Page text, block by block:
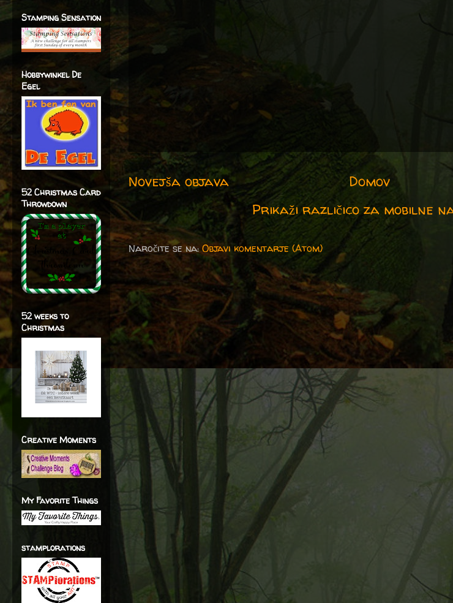
Novejša objava
Domov
Prikaži različico za mobilne
Naročite se na:Objavi komentarje (Atom)
Stamping Sensation
Hobbywinkel De
Egel
52 Christmas Card
Throwdown
52 weeks to
Christmas
Creative Moments
My Favorite Things
stamplorations